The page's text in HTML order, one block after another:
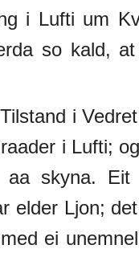
i Lufti um
so kald,
i
i Lufti;
skyna. Eit
elder Ljon;
ei